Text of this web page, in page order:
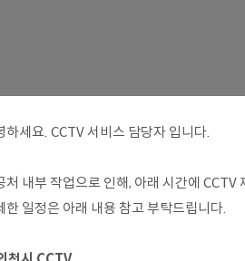
하세요. CCTV 서비스 담당자 입니다.
처 내부 작업으로 인해, 아래 시간에 CCTV
한 일정은 아래 내용 참고 부탁드립니다.